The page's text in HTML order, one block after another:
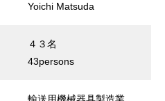
Yoichi Matsuda
４３名
43persons